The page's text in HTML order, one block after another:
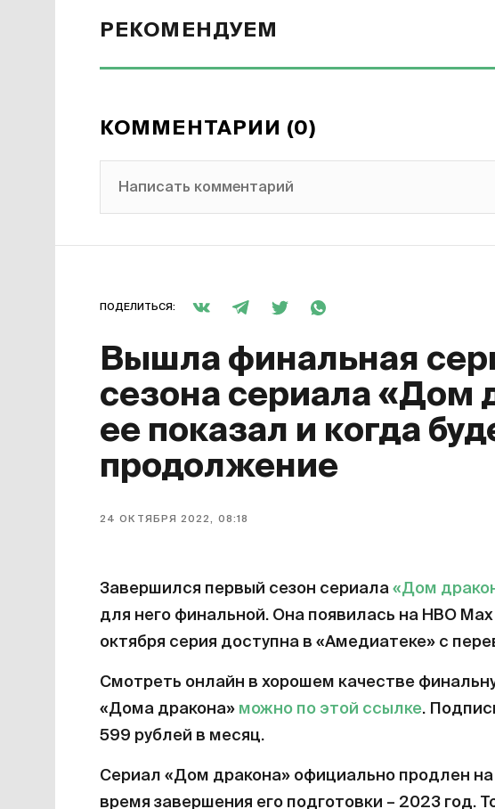
РЕКОМЕНДУЕМ
КОММЕНТАРИИ (0)
Написать комментарий
ПОДЕЛИТЬСЯ:
Вышла финальная
сезона сериала «Дом
ее показал и когда
продолжение
24 ОКТЯБРЯ 2022, 08:18
Завершился первый сезон сериала «Дом
для него финальной. Она появилась на HBO
октября серия доступна в «Амедиатеке» с
Смотреть онлайн в хорошем качестве
«Дома дракона» можно по этой ссылке.
599 рублей в месяц.
Сериал «Дом дракона» официально продлен
время завершения его подготовки – 2023 год.